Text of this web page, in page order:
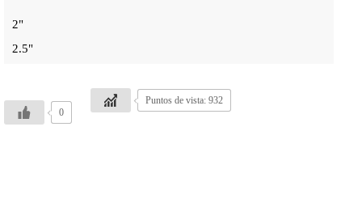
2"
2.5"
0
Puntos de vista: 932